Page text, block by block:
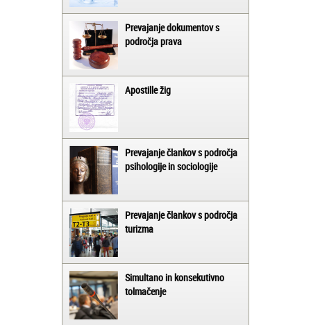
Prevajanje dokumentov s
področja prava
Apostille žig
Prevajanje člankov s področja
psihologije in sociologije
Prevajanje člankov s področja
turizma
Simultano in konsekutivno
tolmačenje